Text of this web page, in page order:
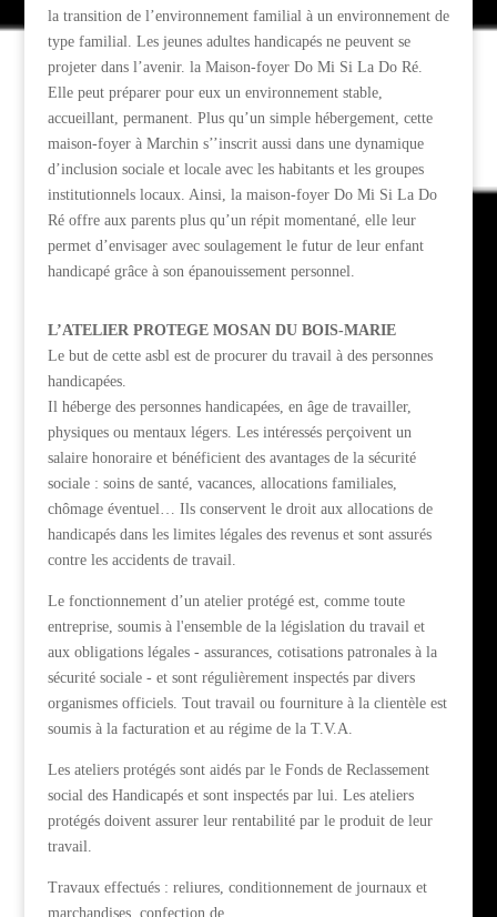
la transition de l’environnement familial à un environnement de
type familial. Les jeunes adultes handicapés ne peuvent se
projeter dans l’avenir. la Maison-foyer Do Mi Si La Do Ré.
Elle peut préparer pour eux un environnement stable,
accueillant, permanent. Plus qu’un simple hébergement, cette
maison-foyer à Marchin s’’inscrit aussi dans une dynamique
d’inclusion sociale et locale avec les habitants et les groupes
institutionnels locaux. Ainsi, la maison-foyer Do Mi Si La Do
Ré offre aux parents plus qu’un répit momentané, elle leur
permet d’envisager avec soulagement le futur de leur enfant
handicapé grâce à son épanouissement personnel.
L’ATELIER PROTEGE MOSAN DU BOIS-MARIE
Le but de cette asbl est de procurer du travail à des personnes
handicapées.
Il héberge des personnes handicapées, en âge de travailler,
physiques ou mentaux légers. Les intéressés perçoivent un
salaire honoraire et bénéficient des avantages de la sécurité
sociale : soins de santé, vacances, allocations familiales,
chômage éventuel… Ils conservent le droit aux allocations de
handicapés dans les limites légales des revenus et sont assurés
contre les accidents de travail.
Le fonctionnement d’un atelier protégé est, comme toute
entreprise, soumis à l'ensemble de la législation du travail et
aux obligations légales - assurances, cotisations patronales à la
sécurité sociale - et sont régulièrement inspectés par divers
organismes officiels. Tout travail ou fourniture à la clientèle est
soumis à la facturation et au régime de la T.V.A.
Les ateliers protégés sont aidés par le Fonds de Reclassement
social des Handicapés et sont inspectés par lui. Les ateliers
protégés doivent assurer leur rentabilité par le produit de leur
travail.
Travaux effectués : reliures, conditionnement de journaux et
marchandises, confection de